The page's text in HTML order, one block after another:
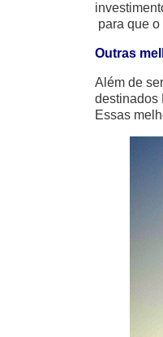
para que
Outras
Além de
destinados
Essas